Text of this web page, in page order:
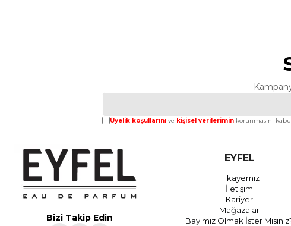
Üyelik koşullarını ve kişisel verilerimin korunmasını
Bizi Takip Edin
EYFEL
Hikayemiz
İletişim
Kariyer
Mağazalar
Bayimiz Olmak İster